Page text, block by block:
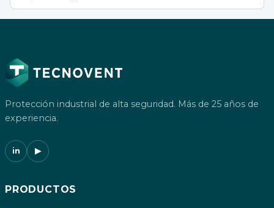
Protección industrial de alta seguridad. Más de 25 años de
experiencia.
in ▶
PRODUCTOS